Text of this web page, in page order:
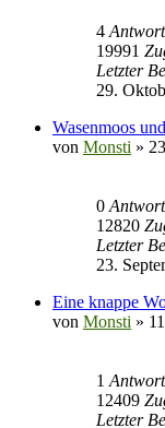
4
19991
Letzter
29.
Wasenmoos
von Monsti »
0
12820
Letzter
23.
Eine knappe
von Monsti »
1
12409
Letzter